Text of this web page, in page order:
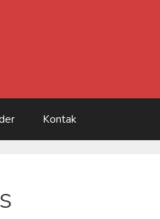
Kontak